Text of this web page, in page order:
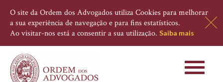
O site da Ordem dos Advogados utiliza Cookies para melhorar
a sua experiência de navegação e para fins estatísticos.
Ao visitar-nos está a consentir a sua utilização. Saiba mais
Toggle